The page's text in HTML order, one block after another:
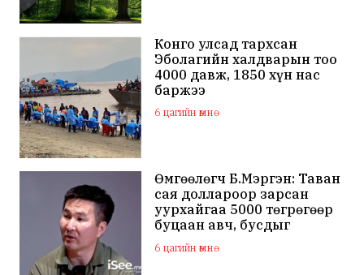
Конго улсад тархсан
Эболагийн халдварын тоо
4000 давж, 1850 хүн нас
баржээ
6 цагийн өмнө
Өмгөөлөгч Б.Мэргэн: Таван
сая доллароор зарсан
уурхайгаа 5000 төгрөгөөр
буцаан авч, бусдыг
залилсан Ө.Ганзоригийн
өмгөөлөгч ёс зүйгүйгээр
6 цагийн өмнө